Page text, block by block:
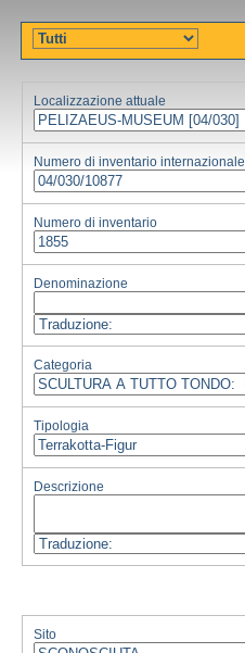
Localizzazione attuale
Numero di inventario internazionale
Numero di inventario
Denominazione
Categoria
Tipologia
Descrizione
Sito